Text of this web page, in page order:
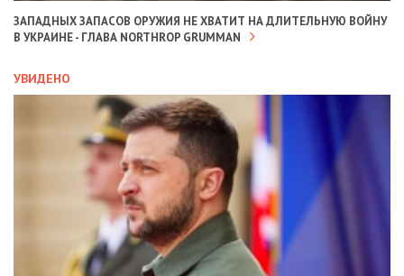
ЗАПАДНЫХ ЗАПАСОВ ОРУЖИЯ НЕ ХВАТИТ НА ДЛИТЕЛЬНУЮ ВОЙНУ
В УКРАИНЕ - ГЛАВА NORTHROP GRUMMAN
УВИДЕНО